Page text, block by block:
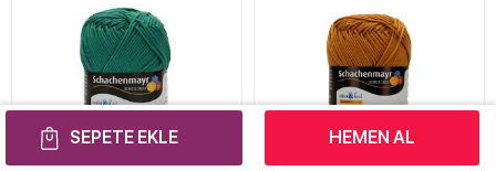
SEPETE EKLE HEMEN AL